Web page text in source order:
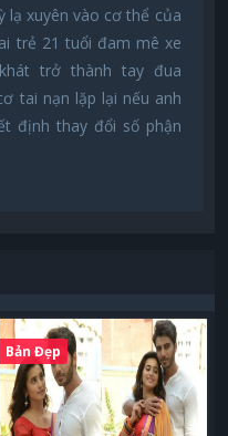
lạ xuyên vào cơ thể của
trẻ 21 tuổi đam mê xe
trở thành tay đua
tai nạn lặp lại nếu anh
định thay đổi số phận
Bản Đẹp